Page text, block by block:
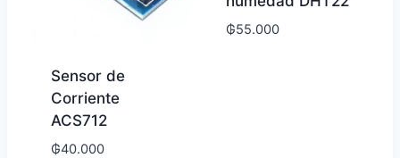
Sensor de
Corriente
ACS712
₲40.000
₲55.000